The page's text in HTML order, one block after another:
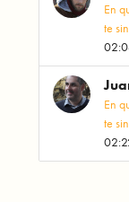
En
te
En
te